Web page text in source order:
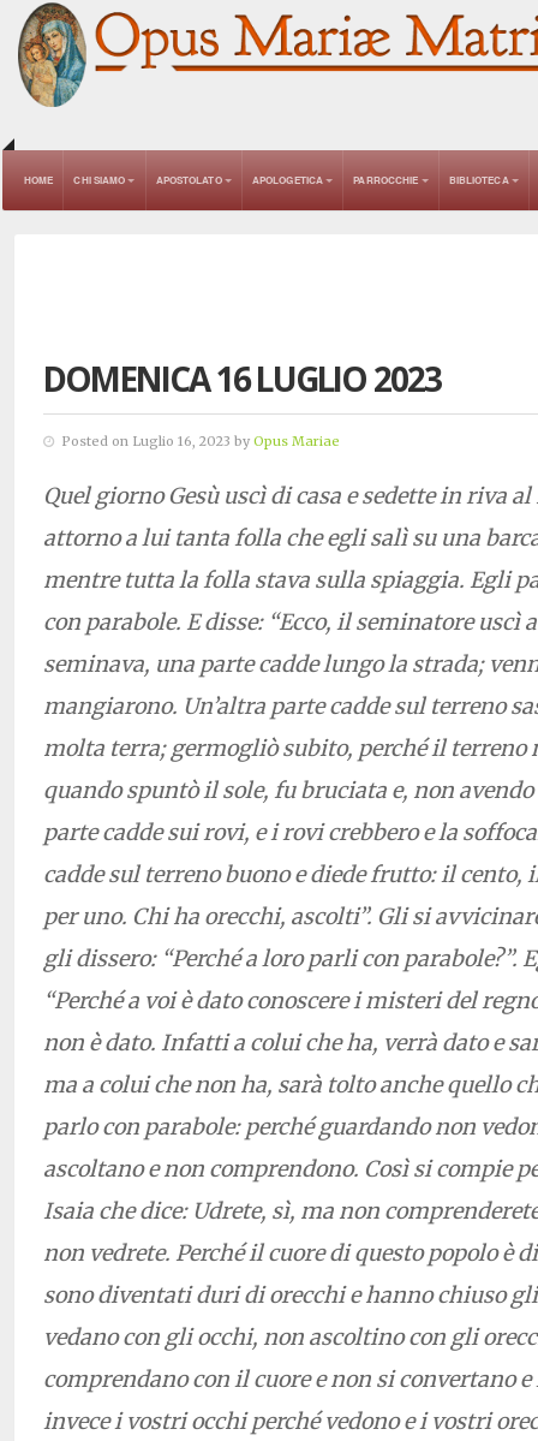
HOME CHI SIAMO APOSTOLATO APOLOGETICA PARROCCHIE BIBLIOTECA
DOMENICA 16 LUGLIO 2023
Posted on Luglio 16, 2023 by Opus Mariae
Quel giorno Gesù uscì di casa e sedette in riva
attorno a lui tanta folla che egli salì su una
mentre tutta la folla stava sulla spiaggia. Egli
con parabole. E disse: “Ecco, il seminatore uscì
seminava, una parte cadde lungo la strada;
mangiarono. Un’altra parte cadde sul terreno
molta terra; germogliò subito, perché il terreno
quando spuntò il sole, fu bruciata e, non avendo
parte cadde sui rovi, e i rovi crebbero e la
cadde sul terreno buono e diede frutto: il cento,
per uno. Chi ha orecchi, ascolti”. Gli si
gli dissero: “Perché a loro parli con parabole?”.
“Perché a voi è dato conoscere i misteri del
non è dato. Infatti a colui che ha, verrà dato e
ma a colui che non ha, sarà tolto anche quello
parlo con parabole: perché guardando non
ascoltano e non comprendono. Così si compie
Isaia che dice: Udrete, sì, ma non
non vedrete. Perché il cuore di questo popolo è
sono diventati duri di orecchi e hanno chiuso
vedano con gli occhi, non ascoltino con gli
comprendano con il cuore e non si convertano
invece i vostri occhi perché vedono e i vostri